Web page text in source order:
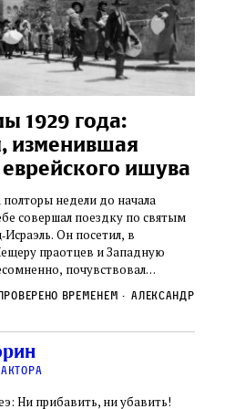
1929 года:
изменившая
ишува
недели до начала
совершал поездку по святым
Он посетил, в
праотцев и Западную
почувствовал
к Стене в Тиша бе‑Ав,
напряжённость
временем
Александр
Ни прибавить, ни убавить!